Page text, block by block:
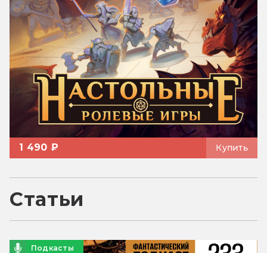
1 490 ₽ Купить
Статьи
Подкасты